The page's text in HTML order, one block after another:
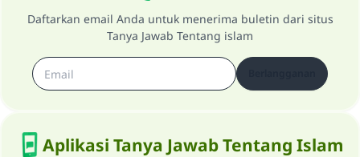
Daftarkan email Anda untuk menerima buletin dari situs
Tanya Jawab Tentang islam
Aplikasi Tanya Jawab Tentang Islam